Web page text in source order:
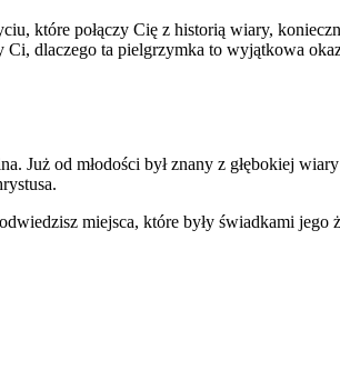
które połączy Cię z historią wiary,
dlaczego ta pielgrzymka to wyjątkowa
Już od młodości był znany z głębokiej
miejsca, które były świadkami jego